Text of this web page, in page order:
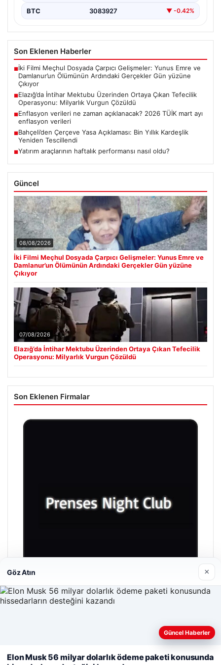
BTC 3083927 ▼ -0.42%
Son Eklenen Haberler
■İki Filmi Meçhul Dosyada Çarpıcı Gelişmeler: Yunus Emre ve
Damlanur’un Ölümünün Ardındaki Gerçekler Gün yüzüne
Çıkıyor
■Elazığ’da İntihar Mektubu Üzerinden Ortaya Çıkan Tefecilik
Operasyonu: Milyarlık Vurgun Çözüldü
■Enflasyon verileri ne zaman açıklanacak? 2026 TÜİK mart ayı
enflasyon verileri
■Bahçeli’den Çerçeve Yasa Açıklaması: Bin Yıllık Kardeşlik
Yeniden Tescillendi
■Yatırım araçlarının haftalık performansı nasıl oldu?
Güncel
08/08/2026
İki Filmi Meçhul Dosyada Çarpıcı Gelişmeler: Yunus Emre ve
Damlanur’un Ölümünün Ardındaki Gerçekler Gün yüzüne
Çıkıyor
07/08/2026
Elazığ’da İntihar Mektubu Üzerinden Ortaya Çıkan Tefecilik
Operasyonu: Milyarlık Vurgun Çözüldü
Son Eklenen Firmalar
Web sitemizi nasıl kullandığınızı daha iyi anlayabilmek,
kullanıyoruz.Çerez Politikamız
Göz Atın ×
Güncel Haberler
Elon Musk 56 milyar dolarlık ödeme paketi konusunda